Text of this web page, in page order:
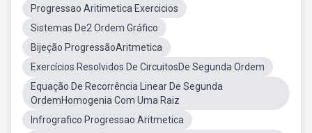
Progressao Aritimetica Exercicios
Sistemas De2 Ordem Gráfico
Bijeção ProgressãoAritmetica
Exercícios Resolvidos De CircuitosDe Segunda Ordem
Equação De Recorrência Linear De Segunda
OrdemHomogenia Com Uma Raiz
Infrografico Progressao Aritmetica